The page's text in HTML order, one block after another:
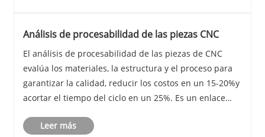
Análisis de procesabilidad de las piezas CNC
El análisis de procesabilidad de las piezas de CNC
evalúa los materiales, la estructura y el proceso para
garantizar la calidad, reducir los costos en un 15-20%y
acortar el tiempo del ciclo en un 25%. Es un enlace
Leer más